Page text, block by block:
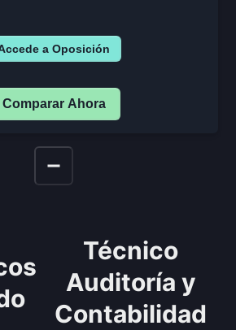
a Oposición
Comparar Ahora
Técnico
Auditoría y
Contabilidad